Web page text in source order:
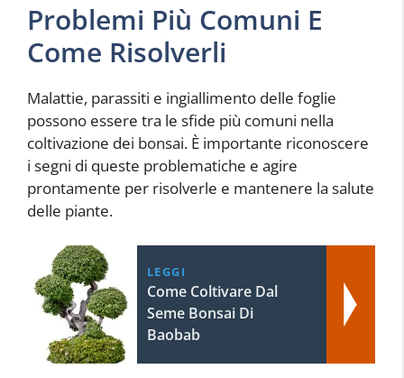
Problemi Più Comuni E
Come Risolverli
Malattie, parassiti e ingiallimento delle foglie
possono essere tra le sfide più comuni nella
coltivazione dei bonsai. È importante riconoscere
i segni di queste problematiche e agire
prontamente per risolverle e mantenere la salute
delle piante.
LEGGI
Come Coltivare Dal
Seme Bonsai Di
Baobab